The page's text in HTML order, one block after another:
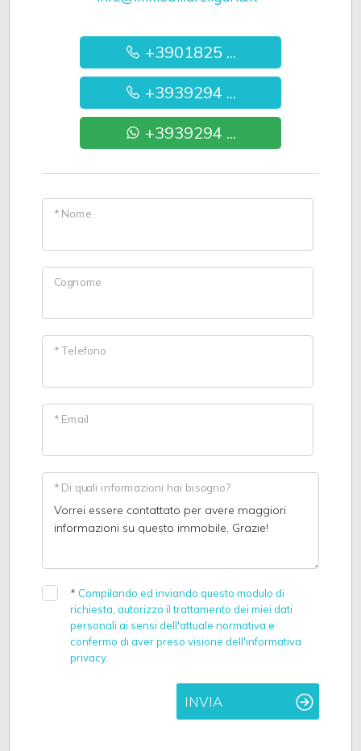
+3901825 ...
+3939294 ...
+3939294 ...
* Nome
Cognome
* Telefono
* Email
* Di quali informazioni hai bisogno?
* Compilando ed inviando questo modulo di
richiesta, autorizzo il trattamento dei miei dati
personali ai sensi dell'attuale normativa e
confermo di aver preso visione dell'informativa
privacy.
INVIA